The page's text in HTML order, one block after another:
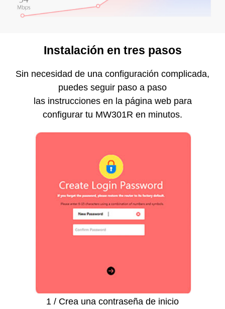
Instalación en tres pasos
Sin necesidad de una configuración complicada,
puedes seguir paso a paso
las instrucciones en la página web para
configurar tu MW301R en minutos.
1 / Crea una contraseña de inicio